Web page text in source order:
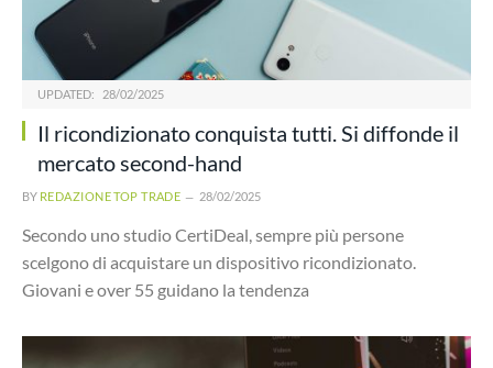
UPDATED: 28/02/2025
Il ricondizionato conquista tutti. Si diffonde il
mercato second-hand
BY REDAZIONE TOP TRADE 28/02/2025
Secondo uno studio CertiDeal, sempre più persone
scelgono di acquistare un dispositivo ricondizionato.
Giovani e over 55 guidano la tendenza